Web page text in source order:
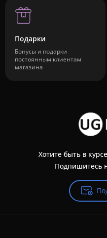
Подарки
Бонусы и подарки
постоянным клиентам
магазина
Хотите быть в
Подпишитесь